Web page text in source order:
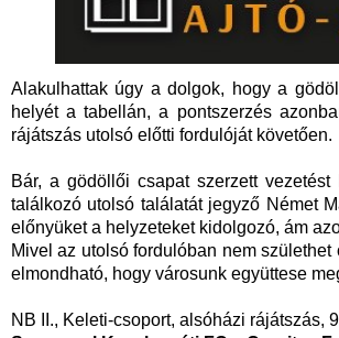
Alakulhattak úgy a dolgok, hogy a
helyét a tabellán, a pontszerzés
rájátszás utolsó előtti fordulóját követően.
Bár, a gödöllői csapat szerzett
találkozó utolsó találatát jegyző Német
előnyüket a helyzeteket kidolgozó, ám
Mivel az utolsó fordulóban nem
elmondható, hogy városunk együttese
NB II., Keleti-csoport, alsóházi rájátszás,